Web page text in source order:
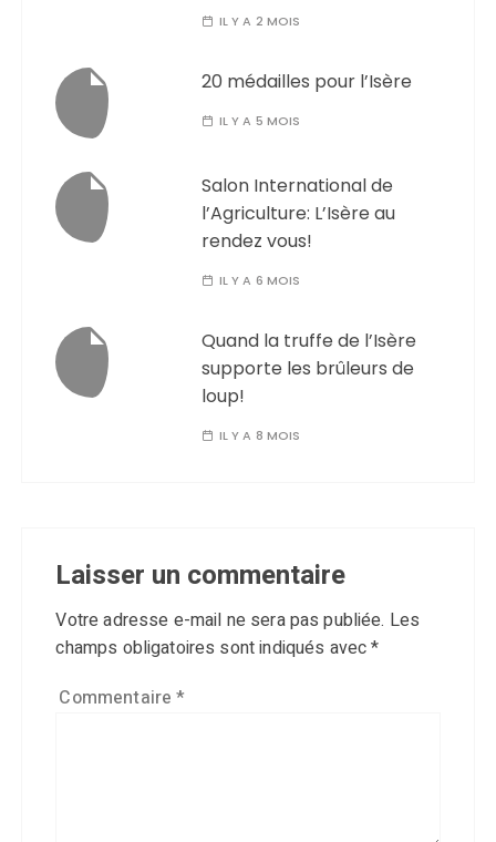
IL Y A 2 MOIS
20 médailles pour l’Isère
IL Y A 5 MOIS
Salon International de
l’Agriculture: L’Isère au
rendez vous!
IL Y A 6 MOIS
Quand la truffe de l’Isère
supporte les brûleurs de
loup!
IL Y A 8 MOIS
Laisser un commentaire
Votre adresse e-mail ne sera pas publiée. Les
champs obligatoires sont indiqués avec*
Commentaire*